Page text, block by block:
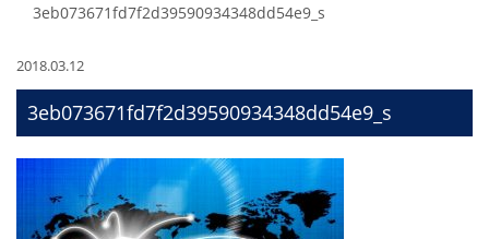
3eb073671fd7f2d39590934348dd54e9_s
2018.03.12
3eb073671fd7f2d39590934348dd54e9_s